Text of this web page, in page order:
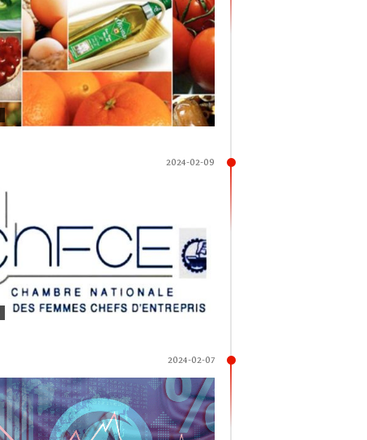
2024-02-09
2024-02-07